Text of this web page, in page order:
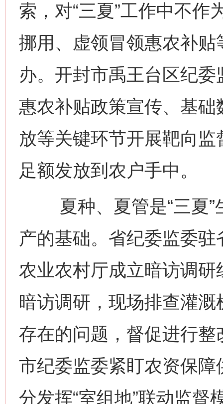
索，对“三夏”工作中不
挪用、虚领冒领惠农补
办。开封市禹王台区纪委
惠农补贴政策宣传、基
放等关键环节开展靶向
足额发放到农户手中。
夏种、夏管是“三夏”
产的基础。省纪委监委
农业农村厅成立暗访调
暗访调研，现场排查灌
存在的问题，督促进行整
市纪委监委紧盯农资保
分发挥“室组地”联动监督